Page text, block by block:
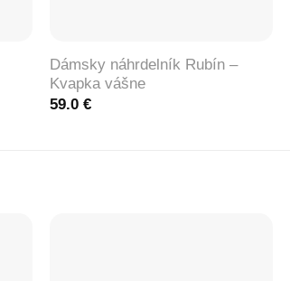
Dámsky náhrdelník Rubín –
Kvapka vášne
59.0€